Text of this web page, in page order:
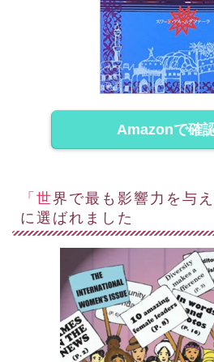
Amazonで確
「世界で最も影響力を与えた女性１０人」
に選ばれました